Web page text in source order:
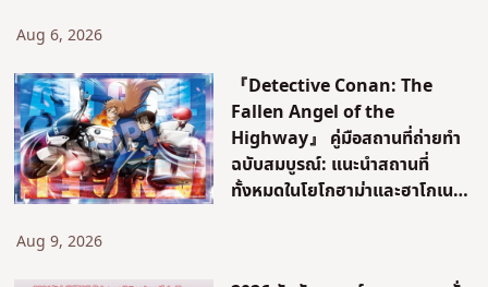
Aug 6, 2026
『Detective Conan: The
Fallen Angel of the
Highway』 คู่มือสถานที่ถ่ายทำ
ฉบับสมบูรณ์: แนะนำสถานที่
ทั้งหมดในโยโกฮาม่าและฮาโกเนะ
Aug 9, 2026